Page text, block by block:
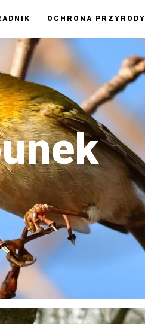
OCHRONA PRZYRODY